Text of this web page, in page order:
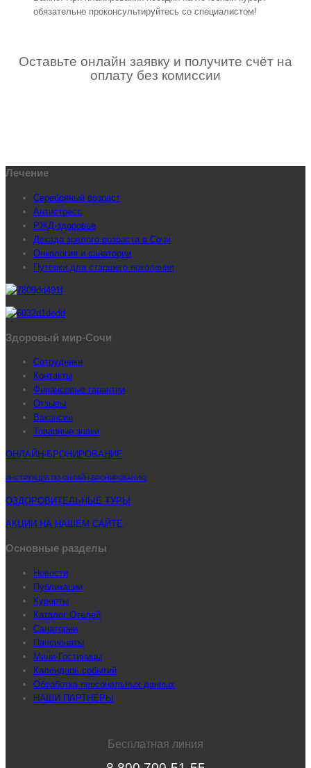
обязательно проконсультируйтесь со специалистом!
Оставьте онлайн заявку и получите счёт на
оплату без комиссии
Лечение
Серебряный возраст
Антистресс
РЖД-здоровье
Декада зрелого возраста в Сочи
Онкология и санатории
Путевки для старшего поколения
Здоровый мир-Сочи
Сотрудники
Контакты
Финансовые гарантии
Отзывы
Вакансии
Товарные знаки
ОНЛАЙН-БРОНИРОВАНИЕ
ИНСТРУКЦИЯ ПО ОНЛАЙН-БРОНИРОВАНИЮ
ОЗДОРОВИТЕЛЬНЫЕ ТУРЫ
АКЦИИ НА НАШЕМ САЙТЕ
Основные разделы
Новости
Публикации
Курорты
Каталог Отелей
Санатории
Пансионаты
Мини-Гостиницы
Календарь событий
Обработка персональных данных
НАШИ ПАРТНЕРЫ
Бесплатная линия